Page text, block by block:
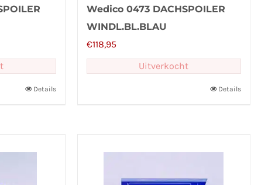
Details
Wedico 0473 DACHSPOILER
WINDL.BL.BLAU
€118,95
Uitverkocht
Details